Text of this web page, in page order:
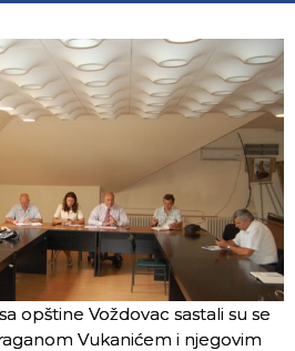
opštine Voždovac sastali su se
Vukanićem i njegovim